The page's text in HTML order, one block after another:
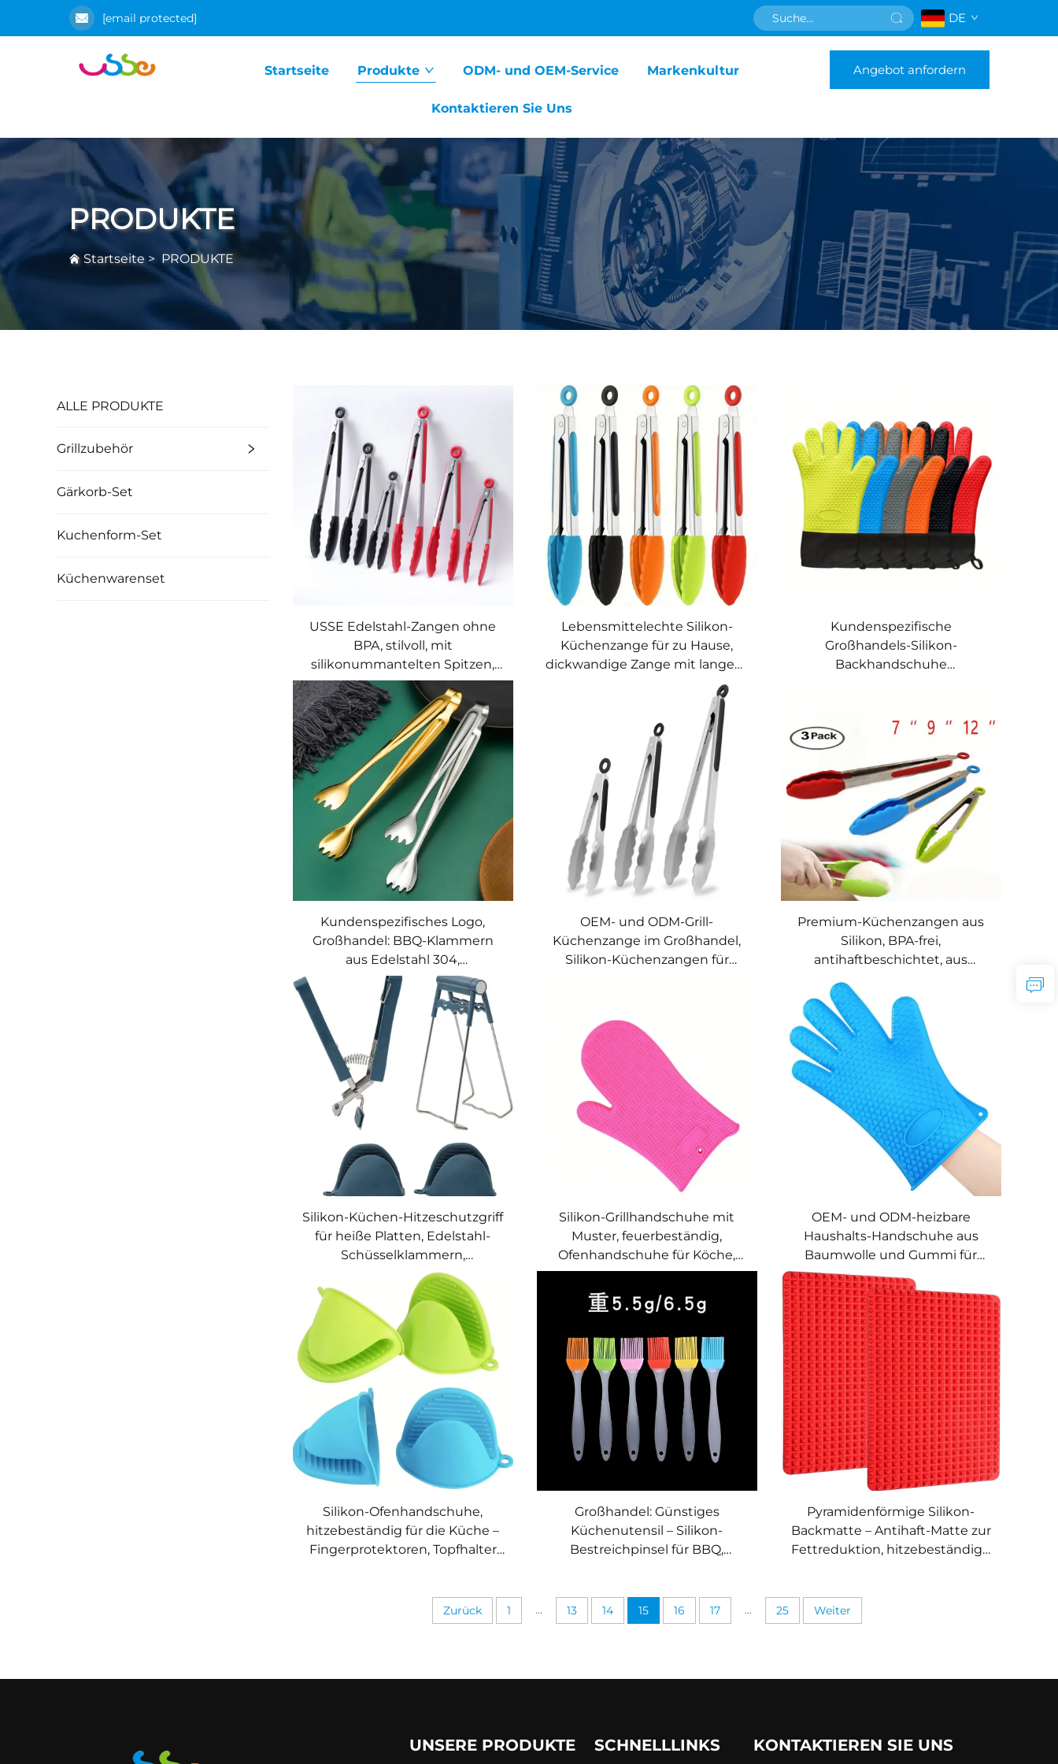
[email protected] DE
Startseite Produkte ODM- und OEM-Service Markenkultur
Kontaktieren Sie Uns
Angebot anfordern
PRODUKTE
Startseite> PRODUKTE
ALLE PRODUKTE
Grillzubehör
Gärkorb-Set
Kuchenform-Set
Küchenwarenset
USSE Edelstahl-Zangen ohne
BPA, stilvoll, mit
silikonummantelten Spitzen,
Küchen-, Grill- und
Kochzangen-Set
Lebensmittelechte Silikon-
Küchenzange für zu Hause,
dickwandige Zange mit langem
Griff für Grill und BBQ, Edelstahl-
Zange für Lebensmittel
Kundenspezifische
Großhandels-Silikon-
Backhandschuhe
Mikrowelle und Ofen –
hitzebeständige Handschuhe
Kundenspezifisches Logo,
Großhandel: BBQ-Klammern
aus Edelstahl 304,
Küchenzangen, Eis-Zubehör für
das Kochen zu Hause, Zangen
OEM- und ODM-Grill-
Küchenzange im Großhandel,
Silikon-Küchenzangen für
Premium-Küchenzangen aus
Silikon, BPA-frei,
antihaftbeschichtet, aus
Kochen und Grillen, mit
Verriegelungsfunktion,
Lebensmittelzangen in den
Längen 7 / 9 / 12 Zoll, 3er-Pack
Silikon-Küchen-Hitzeschutzgriff
für heiße Platten, Edelstahl-
Schüsselklammern,
hitzebeständig, für BBQ,
Kochen und Grillen, mit
Verriegelungsfunktion,
Schüsselklemme
Silikon-Grillhandschuhe mit
Muster, feuerbeständig,
Ofenhandschuhe für Köche,
Koch- und Ofenhandschuh mit
offenem Bund, beidseitig
verwendbar
OEM- und ODM-heizbare
Haushalts-Handschuhe aus
Baumwolle und Gummi für
Ofen, Grill & BBQ –
kundenspezifische
hitzebeständige Handschuhe
Silikon-Ofenhandschuhe,
hitzebeständig für die Küche –
Fingerprotektoren, Topfhalter
Küchenhandschuhe
Großhandel: Günstiges
Küchenutensil – Silikon-
Bestreichpinsel für BBQ,
Pyramidenförmige Silikon-
Backmatte – Antihaft-Matte zur
Fettreduktion, hitzebeständige
Zurück 1 ... 13 14 15 16 17 ... 25 Weiter
UNSERE PRODUKTE SCHNELLLINKS KONTAKTIEREN SIE UNS